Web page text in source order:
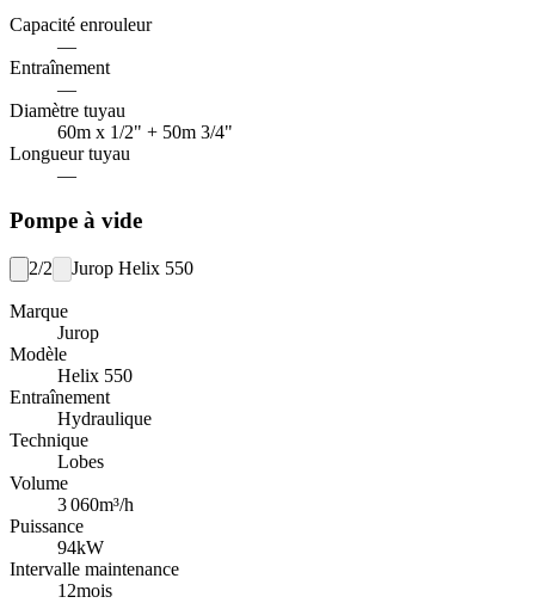
Capacité enrouleur
—
Entraînement
—
Diamètre tuyau
60m x 1/2" + 50m 3/4"
Longueur tuyau
—
Pompe à vide
2/2 Jurop Helix 550
Marque
Jurop
Modèle
Helix 550
Entraînement
Hydraulique
Technique
Lobes
Volume
3 060m³/h
Puissance
94kW
Intervalle maintenance
12mois